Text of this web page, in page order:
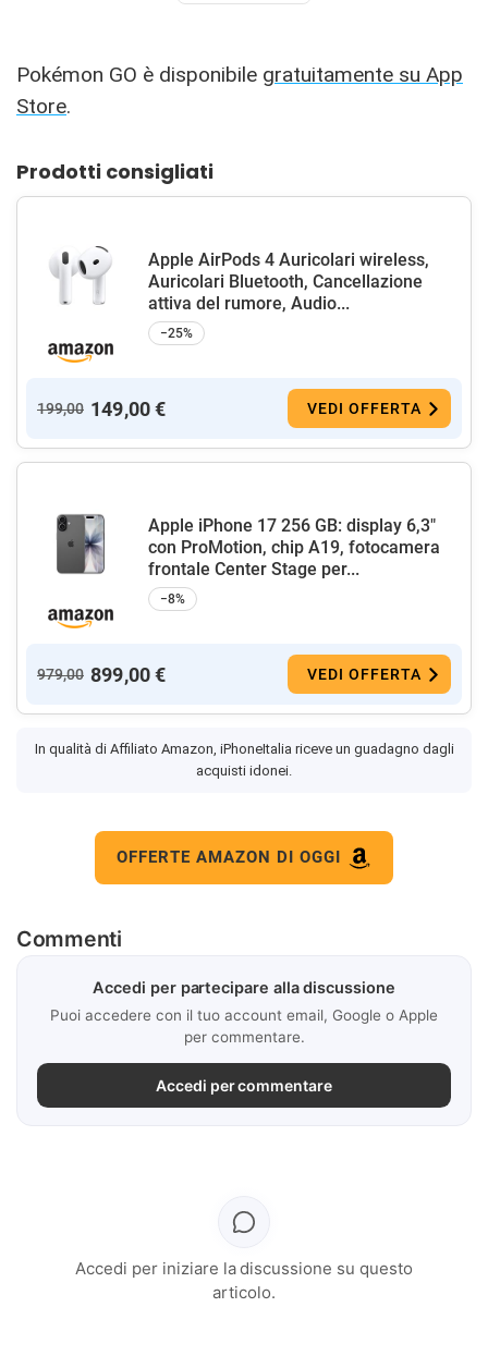
Pokémon GO è disponibile gratuitamente su App
Store.
Prodotti consigliati
Apple AirPods 4 Auricolari wireless,
Auricolari Bluetooth, Cancellazione
attiva del rumore, Audio...
−25%
199,00 149,00 € VEDI OFFERTA
Apple iPhone 17 256 GB: display 6,3"
con ProMotion, chip A19, fotocamera
frontale Center Stage per...
−8%
979,00 899,00 € VEDI OFFERTA
In qualità di Affiliato Amazon, iPhoneItalia riceve un guadagno dagli
acquisti idonei.
OFFERTE AMAZON DI OGGI
Commenti
Accedi per partecipare alla discussione
Puoi accedere con il tuo account email, Google o Apple
per commentare.
Accedi per commentare
Accedi per iniziare la discussione su questo
articolo.